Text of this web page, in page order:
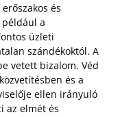
és
a
üzleti
szándékoktól. A
vetett bizalom. Véd
és a
ellen irányuló
az elmét és